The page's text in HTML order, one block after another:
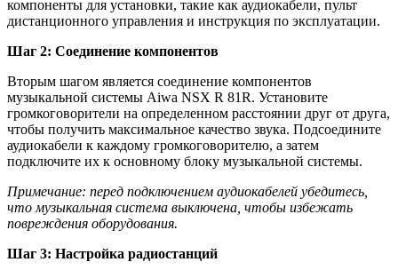
компоненты для установки, такие как аудиокабели, пульт
дистанционного управления и инструкция по эксплуатации.
Шаг 2: Соединение компонентов
Вторым шагом является соединение компонентов
музыкальной системы Aiwa NSX R 81R. Установите
громкоговорители на определенном расстоянии друг от друга,
чтобы получить максимальное качество звука. Подсоедините
аудиокабели к каждому громкоговорителю, а затем
подключите их к основному блоку музыкальной системы.
Примечание: перед подключением аудиокабелей убедитесь,
что музыкальная система выключена, чтобы избежать
повреждения оборудования.
Шаг 3: Настройка радиостанций